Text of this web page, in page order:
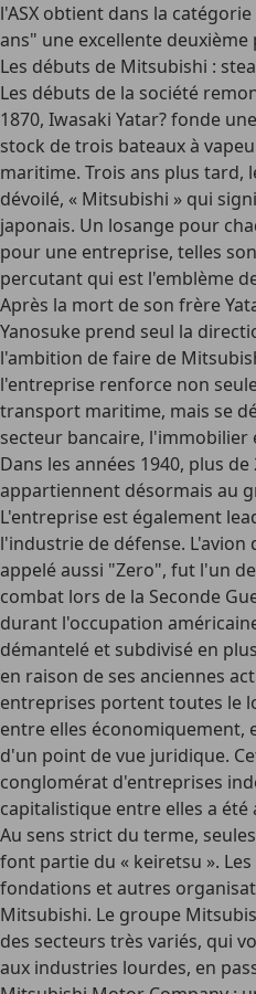
l'ASX obtient dans la
ans" une excellente deuxième
Les débuts de Mitsubishi :
Les débuts de la société
1870, Iwasaki Yatar? fonde
stock detrois bateaux à
maritime. Trois ans plus tard,
dévoilé, « Mitsubishi » qui
japonais. Un losange pour
pour une entreprise, telles
percutant qui est l'emblème
Après la mort de son frère
Yanosuke prend seul la
l'ambition de faire de
l'entreprise renforce non
transport maritime, mais se
secteur bancaire, l'immobilier
Dans les années 1940, plus
appartiennent désormais au
L'entreprise est également
l'industrie de défense. L'avion
appelé aussi "Zero", fut l'un
combat lors de la Seconde
durant l'occupation
démantelé et subdivisé en
en raison de ses anciennes
entreprises portent toutes le
entre elles économiquement,
d'un point de vue juridique.
conglomérat d'entreprises
capitalistique entre elles a été
Au sens strict du terme,
font partie du « keiretsu ».
fondations et autres
Mitsubishi. Le groupe
des secteurs très variés, qui
aux industries lourdes, en